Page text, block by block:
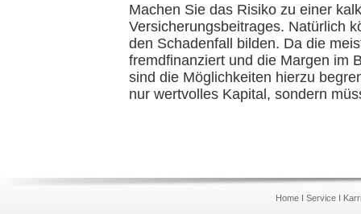
Machen Sie das Risiko zu einer
Versicherungsbeitrages. Natürlich
den Schadenfall bilden. Da die
fremdfinanziert und die Margen im
sind die Möglichkeiten hierzu
nur wertvolles Kapital, sondern
Home I ServiceI